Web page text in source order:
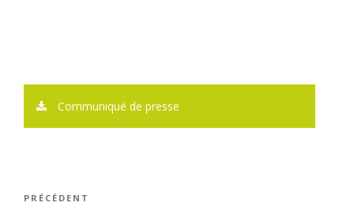
Communiqué de presse
Navigation
Article
PRÉCÉDENT